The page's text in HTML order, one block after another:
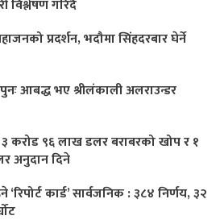
विश्लेषण गरिँदै
प्रदर्शन, भदौमा सिंहदरबार घेर्ने
आबद्ध भए श्रीलंकाली अलराउन्डर
करोड ९६ लाख डलर बराबरको खोप र १
अनुदान दिने
कार्ड’ सार्वजनिक : ३८४ निर्णय, ३२